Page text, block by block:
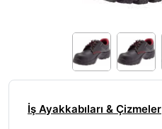
İş Ayakkabıları & Çizmeler